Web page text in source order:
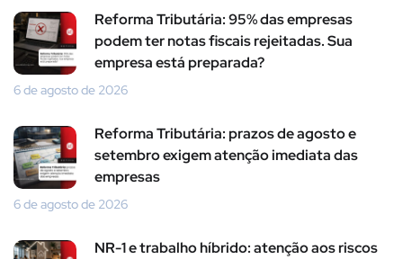
Reforma Tributária: 95% das empresas
podem ter notas fiscais rejeitadas. Sua
empresa está preparada?
6 de agosto de 2026
Reforma Tributária: prazos de agosto e
setembro exigem atenção imediata das
empresas
6 de agosto de 2026
NR-1 e trabalho híbrido: atenção aos riscos